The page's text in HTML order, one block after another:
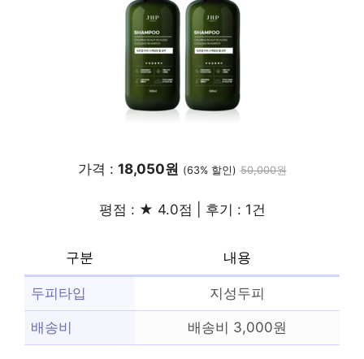
가격 : 18,050원 (63% 할인) 50,000원
평점 : ★ 4.0점 | 후기 : 1건
구분 내용
두피타입 지성두피
배송비 배송비 3,000원